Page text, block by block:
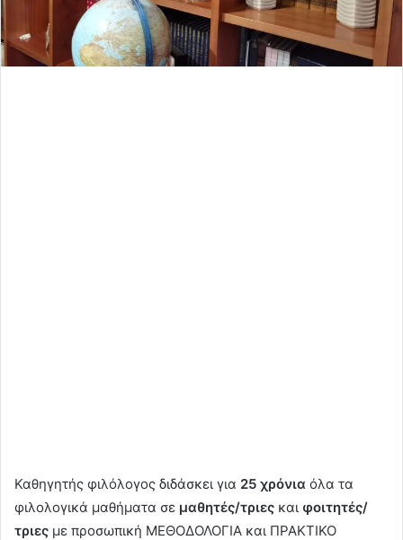
Καθηγητής φιλόλογος διδάσκει για 25 χρόνια όλα τα
φιλολογικά μαθήματα σε μαθητές/τριες και φοιτητές/
τριες με προσωπική MEΘΟΔΟΛΟΓΙΑ και ΠΡΑΚΤΙΚΟ